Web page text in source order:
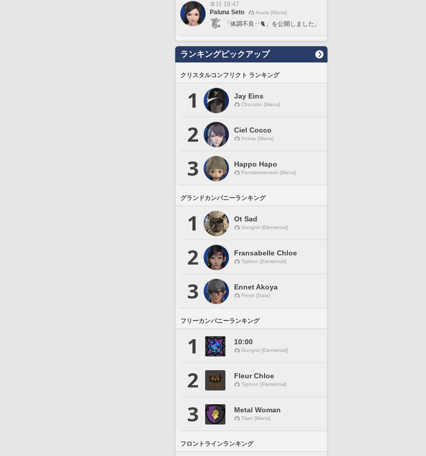
本日 18:47
Paluna Seto
Asura [Mana]
「体調不良‥🐈」を公開しました。
ランキングピックアップ
クリスタルコンフリクト ランキング
1 Jay Eins
Chocobo [Mana]
2 Ciel Cocco
Anima [Mana]
3 Happo Hapo
Pandaemonium [Mana]
グランドカンパニーランキング
1 Ot Sad
Gungnir [Elemental]
2 Fransabelle Chloe
Typhon [Elemental]
3 Ennet Akoya
Fenrir [Gaia]
フリーカンパニーランキング
1 10:00
Gungnir [Elemental]
2 Fleur Chloe
Typhon [Elemental]
3 Metal Woman
Titan [Mana]
フロントラインランキング